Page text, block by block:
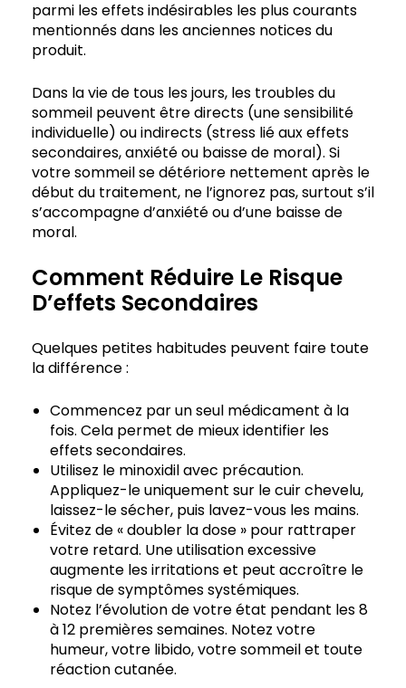
parmi les effets indésirables les plus courants
mentionnés dans les anciennes notices du
produit.
Dans la vie de tous les jours, les troubles du
sommeil peuvent être directs (une sensibilité
individuelle) ou indirects (stress lié aux effets
secondaires, anxiété ou baisse de moral). Si
votre sommeil se détériore nettement après le
début du traitement, ne l’ignorez pas, surtout s’il
s’accompagne d’anxiété ou d’une baisse de
moral.
Comment Réduire Le Risque
D’effets Secondaires
Quelques petites habitudes peuvent faire toute
la différence :
Commencez par un seul médicament à la
fois. Cela permet de mieux identifier les
effets secondaires.
Utilisez le minoxidil avec précaution.
Appliquez-le uniquement sur le cuir chevelu,
laissez-le sécher, puis lavez-vous les mains.
Évitez de « doubler la dose » pour rattraper
votre retard. Une utilisation excessive
augmente les irritations et peut accroître le
risque de symptômes systémiques.
Notez l’évolution de votre état pendant les 8
à 12 premières semaines. Notez votre
humeur, votre libido, votre sommeil et toute
réaction cutanée.